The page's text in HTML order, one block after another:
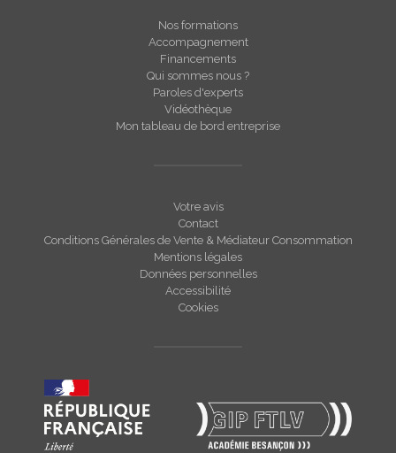
Nos formations
Accompagnement
Financements
Qui sommes nous ?
Paroles d'experts
Vidéothèque
Mon tableau de bord entreprise
Votre avis
Contact
Conditions Générales de Vente & Médiateur Consommation
Mentions légales
Données personnelles
Accessibilité
Cookies